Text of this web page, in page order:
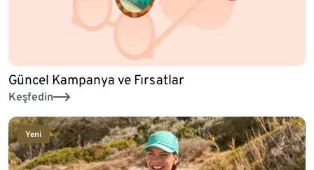
Güncel Kampanya ve Fırsatlar
Keşfedin
Yeni